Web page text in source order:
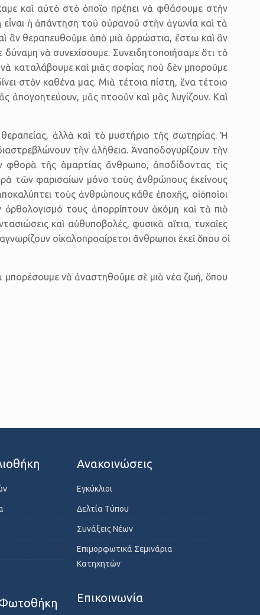
καὶ αὐτὸ στὸ ὁποῖο πρέπει νὰ φθάσουμε στὴν
ἡ ἀπάντηση τοῦ οὐρανοῦ στὴν ἀγωνία καὶ τὰ
ἂν θεραπευθοῦμε ἀπὸ μιὰ ἀρρώστια, ἔστω καὶ ἂν
νὰ συνεχίσουμε. Συνειδητοποιήσαμε ὅτι τὸ
καταλάβουμε καὶ μιᾶς σοφίας ποὺ δὲν μποροῦμε
στὸν καθένα μας. Μιὰ τέτοια πίστη, ἕνα τέτοιο
ἀπογοητεύουν, μᾶς πτοοῦν καὶ μᾶς λυγίζουν. Καὶ
ἀλλὰ καὶ τὸ μυστήριο τῆς σωτηρίας. Ἡ
τὴν ἀλήθεια. Ἀναποδογυρίζουν τὴν
φθορὰ τῆς ἁμαρτίας ἄνθρωπο, ἀποδίδοντας τὶς
τῶν φαρισαίων μόνο τοὺς ἀνθρώπους ἐκείνους
τοὺς ἀνθρώπους κάθε ἐποχῆς, οἱ ὁποῖοι
ὀρθολογισμό τους ἀπορρίπτουν ἀκόμη καὶ τὰ πιὸ
καὶ αὐθυποβολές, φυσικὰ αἴτια, τυχαῖες
οἱ καλοπροαίρετοι ἄνθρωποι ἐκεῖ ὅπου οἱ
μπορέσουμε νὰ ἀναστηθοῦμε σὲ μιὰ νέα ζωή, ὅπου
Φωτοθήκη
Ανακοινώσεις
Εγκύκλιοι
Δελτία Τύπου
Συνάξεις Νέων
Επιμορφωτικά Σεμινάρια
Κατηχητών
Επικοινωνία